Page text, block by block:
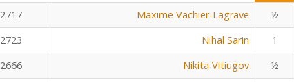
2717 Maxime Vachier-Lagrave ½
2723 Nihal Sarin 1
2666 Nikita Vitiugov ½